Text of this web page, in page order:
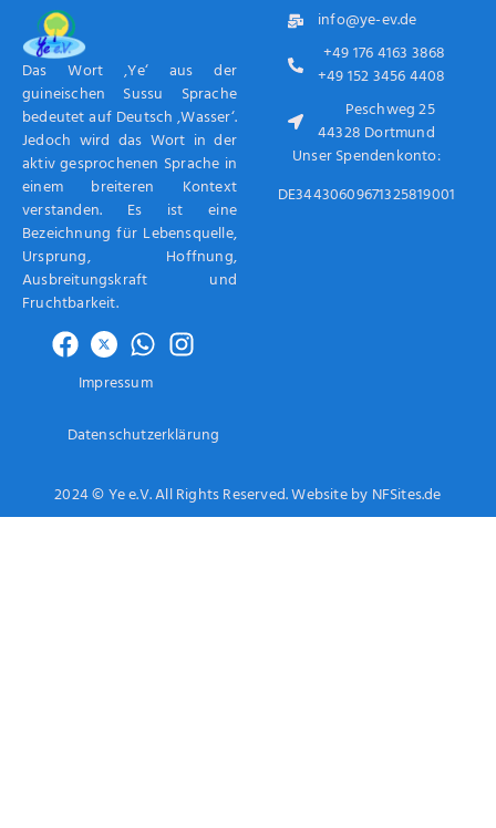
Das Wort ‚Ye‘ aus der
guineischen Sussu Sprache
bedeutet auf Deutsch ‚Wasser‘.
Jedoch wird das Wort in der
aktiv gesprochenen Sprache in
einem breiteren Kontext
verstanden. Es ist eine
Bezeichnung für Lebensquelle,
Ursprung, Hoffnung,
Ausbreitungskraft und
Fruchtbarkeit.
Impressum
Datenschutzerklärung
info@ye-ev.de
+49 176 4163 3868
+49 152 3456 4408
Peschweg 25
44328 Dortmund
Unser Spendenkonto:
DE34430609671325819001
2024 © Ye e.V. All Rights Reserved. Website by NFSites.de